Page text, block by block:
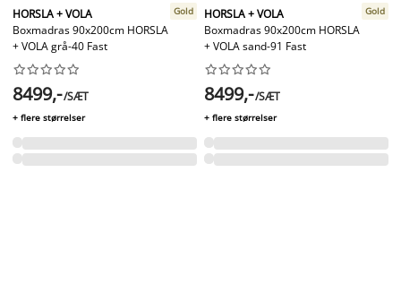
HORSLA + VOLA
Boxmadras 90x200cm HORSLA
+ VOLA grå-40 Fast
Gold






8499,-/SÆT
+ flere størrelser
HORSLA + VOLA
Boxmadras 90x200cm HORSLA
+ VOLA sand-91 Fast
Gold






8499,-/SÆT
+ flere størrelser